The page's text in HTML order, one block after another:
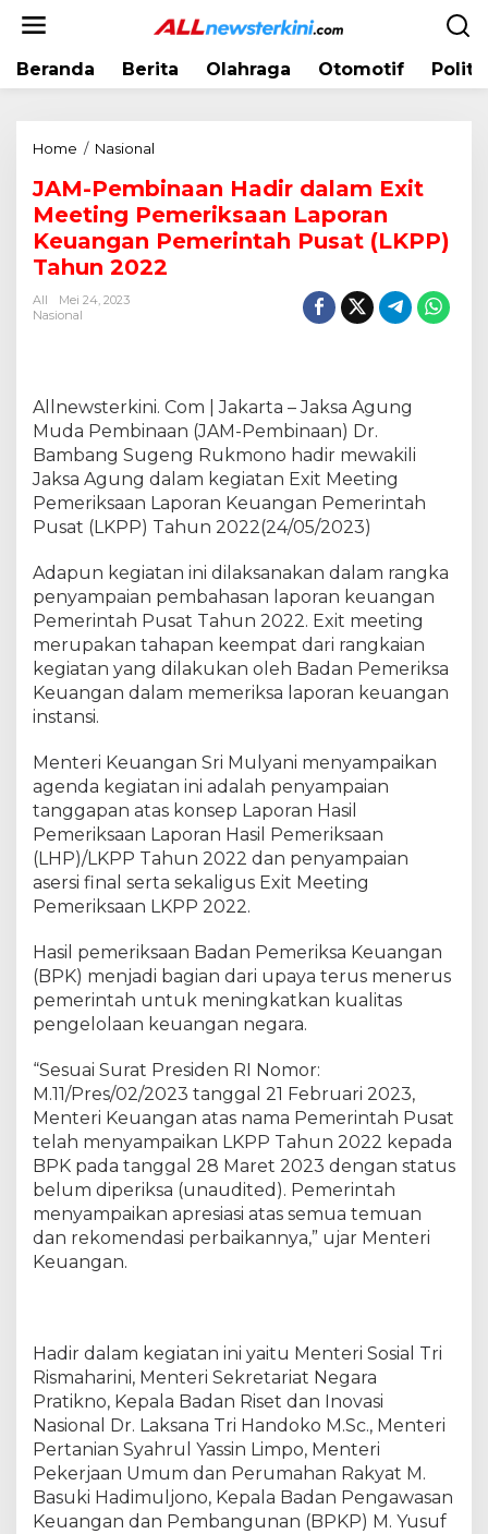
Beranda Berita Olahraga Otomotif
Home / Nasional
M
-
P
e
m
n
H
a
d
r
l
a
m
E
x
i
e
e
n
g
P
e
e
r
i
k
a
a
L
a
p
o
r
a
a
g
a
n
P
e
m
e
JAM-Pembinaan Hadir dalam Exit
Meeting Pemeriksaan Laporan
Keuangan Pemerintah Pusat (LKPP)
Tahun 2022
All
Mei 24, 2023
Nasional
Allnewsterkini. Com | Jakarta – Jaksa Agung
Muda Pembinaan (JAM-Pembinaan) Dr.
Bambang Sugeng Rukmono hadir mewakili
Jaksa Agung dalam kegiatan Exit Meeting
Pemeriksaan Laporan Keuangan Pemerintah
Pusat (LKPP) Tahun 2022(24/05/2023)
Adapun kegiatan ini dilaksanakan dalam rangka
penyampaian pembahasan laporan keuangan
Pemerintah Pusat Tahun 2022. Exit meeting
merupakan tahapan keempat dari rangkaian
kegiatan yang dilakukan oleh Badan Pemeriksa
Keuangan dalam memeriksa laporan keuangan
instansi.
Menteri Keuangan Sri Mulyani menyampaikan
agenda kegiatan ini adalah penyampaian
tanggapan atas konsep Laporan Hasil
Pemeriksaan Laporan Hasil Pemeriksaan
(LHP)/LKPP Tahun 2022 dan penyampaian
asersi final serta sekaligus Exit Meeting
Pemeriksaan LKPP 2022.
Hasil pemeriksaan Badan Pemeriksa Keuangan
(BPK) menjadi bagian dari upaya terus menerus
pemerintah untuk meningkatkan kualitas
pengelolaan keuangan negara.
“Sesuai Surat Presiden RI Nomor:
M.11/Pres/02/2023 tanggal 21 Februari 2023,
Menteri Keuangan atas nama Pemerintah Pusat
telah menyampaikan LKPP Tahun 2022 kepada
BPK pada tanggal 28 Maret 2023 dengan status
belum diperiksa (unaudited). Pemerintah
menyampaikan apresiasi atas semua temuan
dan rekomendasi perbaikannya,” ujar Menteri
Keuangan.
Hadir dalam kegiatan ini yaitu Menteri Sosial Tri
Rismaharini, Menteri Sekretariat Negara
Pratikno, Kepala Badan Riset dan Inovasi
Nasional Dr. Laksana Tri Handoko M.Sc., Menteri
Pertanian Syahrul Yassin Limpo, Menteri
Pekerjaan Umum dan Perumahan Rakyat M.
Basuki Hadimuljono, Kepala Badan Pengawasan
Keuangan dan Pembangunan (BPKP) M. Yusuf